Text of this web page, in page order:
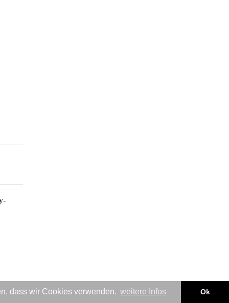
dass wir Cookies verwenden. weitere Infos Ok